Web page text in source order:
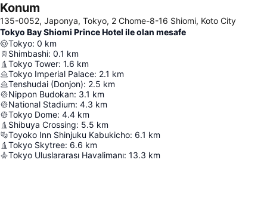
Konum
135-0052, Japonya, Tokyo, 2 Chome-8-16 Shiomi, Koto City
Tokyo Bay Shiomi Prince Hotel ile olan mesafe
Tokyo: 0 km
Shimbashi: 0.1 km
Tokyo Tower: 1.6 km
Tokyo Imperial Palace: 2.1 km
Tenshudai (Donjon): 2.5 km
Nippon Budokan: 3.1 km
National Stadium: 4.3 km
Tokyo Dome: 4.4 km
Shibuya Crossing: 5.5 km
Toyoko Inn Shinjuku Kabukicho: 6.1 km
Tokyo Skytree: 6.6 km
Tokyo Uluslararası Havalimanı: 13.3 km